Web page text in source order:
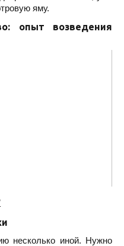
яму.
опыт возведения
несколько иной. Нужно